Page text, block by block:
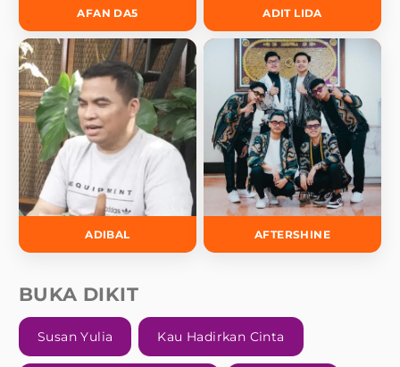
AFAN DA5 ADIT LIDA
ADIBAL AFTERSHINE
BUKA DIKIT
Susan Yulia Kau Hadirkan Cinta